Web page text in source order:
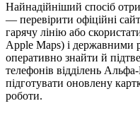
Найнадійніший спосіб
— перевірити офіційні
гарячу лінію або
Apple Maps) і державними
оперативно знайти й
телефонів відділень
підготувати оновлену
роботи.